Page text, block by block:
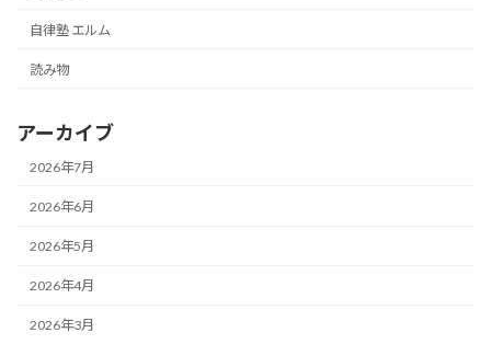
自律塾 エルム
読み物
アーカイブ
2026年7月
2026年6月
2026年5月
2026年4月
2026年3月